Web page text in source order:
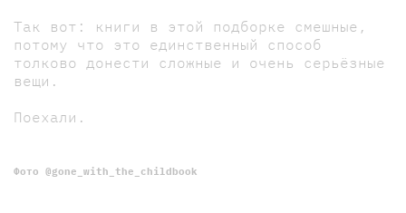
Так вот: книги в этой подборке смешные,
потому что это единственный способ
толково донести сложные и очень серьёзные
вещи.
Поехали.
Фото @gone_with_the_childbook